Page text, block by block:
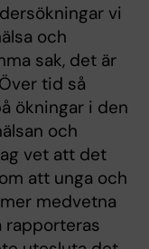
vi
och
sak, det är
tid så
ökningar i den
och
vet att det
att unga och
medvetna
rapporteras